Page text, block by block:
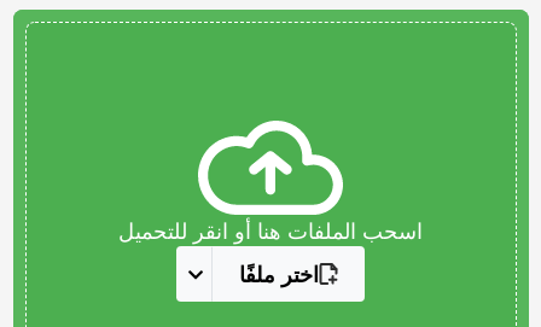
اسحب الملفات هنا أو انقر للتحميل
اختر ملفًا